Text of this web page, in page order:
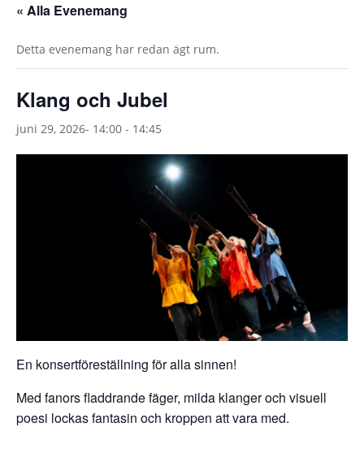
« Alla Evenemang
Detta evenemang har redan ägt rum.
Klang och Jubel
juni 29, 2026- 14:00 - 14:45
En konsertföreställning för alla sinnen!
Med fanors fladdrande fäger, milda klanger och visuell
poesi lockas fantasin och kroppen att vara med.